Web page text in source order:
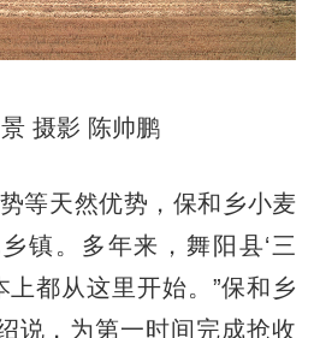
摄影 陈帅鹏
天然优势，保和乡小麦
镇。多年来，舞阳县‘三
上都从这里开始。”保和乡
说，为第一时间完成抢收